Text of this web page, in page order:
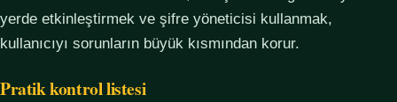
yerde etkinleştirmek ve şifre yöneticisi kullanmak,
kullanıcıyı sorunların büyük kısmından korur.
Pratik kontrol listesi